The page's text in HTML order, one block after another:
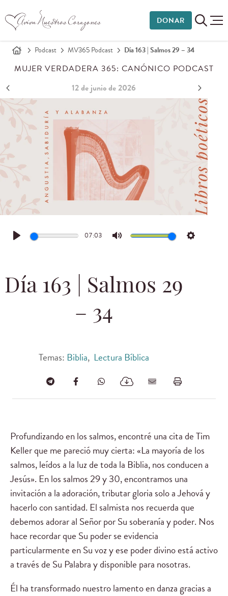
DONAR
Podcast MV365 Podcast Día 163 | Salmos 29 – 34
MUJER VERDADERA 365: CANÓNICO PODCAST
12 de junio de 2026
Play
07:03
Mute Settings
Día 163 | Salmos 29
– 34
Temas: Biblia, Lectura Bíblica
Profundizando en los salmos, encontré una cita de Tim
Keller que me pareció muy cierta: «La mayoría de los
salmos, leídos a la luz de toda la Biblia, nos conducen a
Jesús». En los salmos 29 y 30, encontramos una
invitación a la adoración, tributar gloria solo a Jehová y
hacerlo con santidad. El salmista nos recuerda que
debemos adorar al Señor por Su soberanía y poder. Nos
hace recordar que Su poder se evidencia
particularmente en Su voz y ese poder divino está activo
a través de Su Palabra y disponible para nosotras.
Él ha transformado nuestro lamento en danza gracias a